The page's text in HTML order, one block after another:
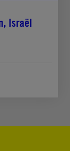
Israël